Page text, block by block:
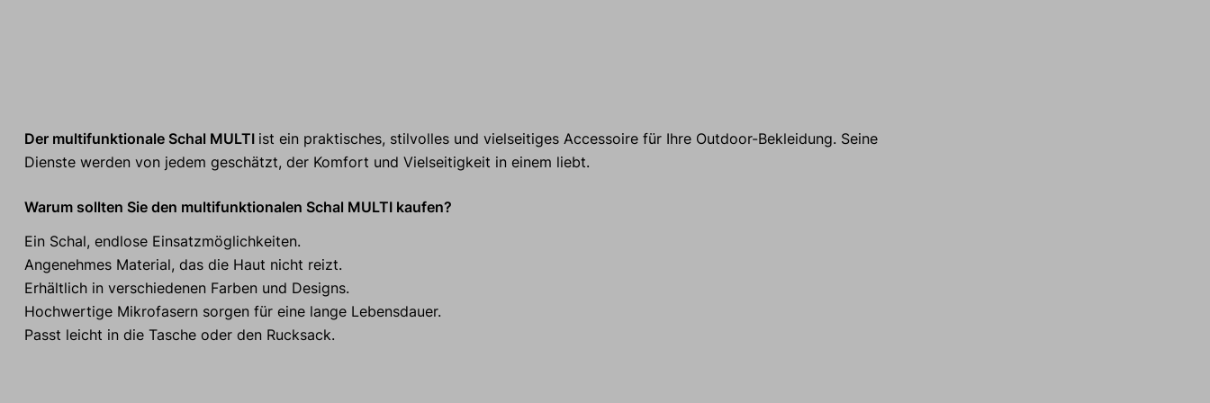
Der multifunktionale Schal MULTI ist ein praktisches, stilvolles und vielseitiges Accessoire für Ihre Outdoor-Bekleidung. Seine
Dienste werden von jedem geschätzt, der Komfort und Vielseitigkeit in einem liebt.
Warum sollten Sie den multifunktionalen Schal MULTI kaufen?
Ein Schal, endlose Einsatzmöglichkeiten.
Angenehmes Material, das die Haut nicht reizt.
Erhältlich in verschiedenen Farben und Designs.
Hochwertige Mikrofasern sorgen für eine lange Lebensdauer.
Passt leicht in die Tasche oder den Rucksack.